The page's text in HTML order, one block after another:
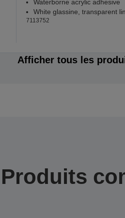
Waterborne acrylic adhesive
White glassine, transparent
7113752
Afficher tous les
Produits